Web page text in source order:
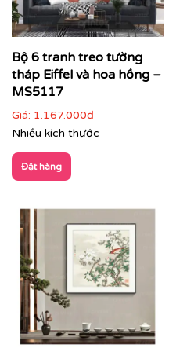
hứng sáng tạo
Bộ 6 tranh treo tường
tháp Eiffel và hoa hồng –
MS5117
Giá: 1.167.000đ
Nhiều kích thước
Đặt hàng